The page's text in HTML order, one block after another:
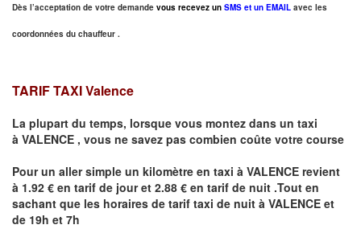
Dès l’acceptation de votre demande vous recevez un SMS et un EMAIL avec les
coordonnées du chauffeur .
TARIF TAXI Valence
La plupart du temps, lorsque vous montez dans un taxi
à VALENCE , vous ne savez pas combien coûte votre course
Pour un aller simple un kilomètre en taxi à VALENCE revient
à 1.92 € en tarif de jour et 2.88 € en tarif de nuit .Tout en
sachant que les horaires de tarif taxi de nuit à VALENCE et
de 19h et 7h